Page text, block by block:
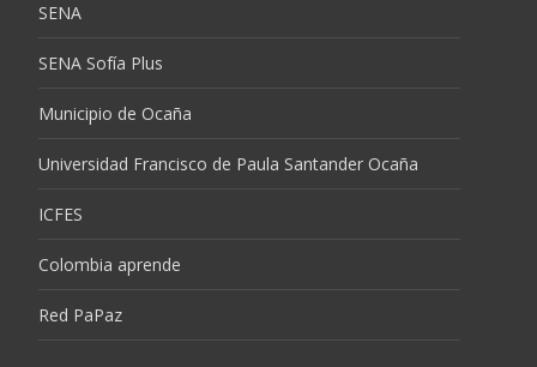
SENA
SENA Sofía Plus
Municipio de Ocaña
Universidad Francisco de Paula Santander Ocaña
ICFES
Colombia aprende
Red PaPaz